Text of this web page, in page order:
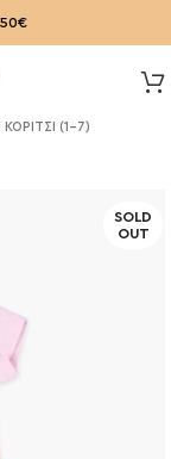
(1-7)
SOLD
OUT